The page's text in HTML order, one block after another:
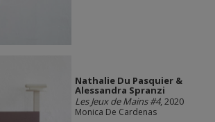
Nathalie Du Pasquier &
Alessandra Spranzi
Les Jeux de Mains #4, 2020
Monica De Cardenas